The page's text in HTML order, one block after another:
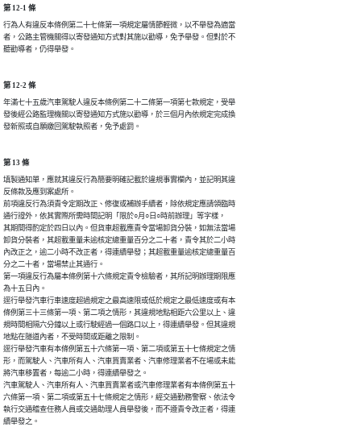
第 12-1 條
行為人有違反本條例第二十七條第一項規定屬情節輕微，以不舉發為適當
者，公路主管機關得以寄發通知方式對其施以勸導，免予舉發。但對於不
聽勸導者，仍得舉發。
第 12-2 條
年滿七十五歲汽車駕駛人違反本條例第二十二條第一項第七款規定，受舉
發後經公路監理機關以寄發通知方式施以勸導，於三個月內依規定完成換
發新照或自願繳回駕駛執照者，免予處罰。
第 13 條
填製通知單，應就其違反行為簡要明確記載於違規事實欄內，並記明其違
反條款及應到案處所。
前項違反行為須責令定期改正、修復或補辦手續者，除依規定應請領臨時
通行證外，依其實際所需時間記明「限於○月○日○時前辦理」等字樣，
其期間得酌定於四日以內。但貨車超載應責令當場卸貨分裝，如無法當場
卸貨分裝者，其超載重量未逾核定總重量百分之二十者，責令其於二小時
內改正之，逾二小時不改正者，得連續舉發；其超載重量逾核定總重量百
分之二十者，當場禁止其通行。
第一項違反行為屬本條例第十六條規定責令檢驗者，其所記明辦理期限應
為十五日內。
逕行舉發汽車行車速度超過規定之最高速限或低於規定之最低速度或有本
條例第三十三條第一項、第二項之情形，其違規地點相距六公里以上、違
規時間相隔六分鐘以上或行駛經過一個路口以上，得連續舉發。但其違規
地點在隧道內者，不受時間或距離之限制。
逕行舉發汽車有本條例第五十六條第一項、第二項或第五十七條規定之情
形，而駕駛人、汽車所有人、汽車買賣業者、汽車修理業者不在場或未能
將汽車移置者，每逾二小時，得連續舉發之。
汽車駕駛人、汽車所有人、汽車買賣業者或汽車修理業者有本條例第五十
六條第一項、第二項或第五十七條規定之情形，經交通勤務警察、依法令
執行交通稽查任務人員或交通助理人員舉發後，而不遵責令改正者，得連
續舉發之。